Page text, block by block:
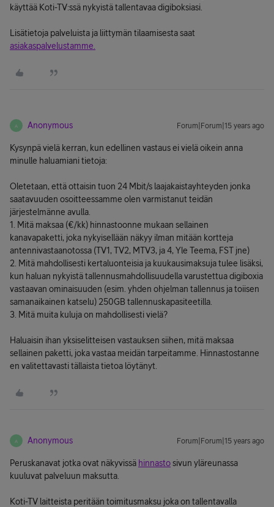
käyttää Koti-TV:ssä nykyistä tallentavaa digiboksiasi.
Lisätietoja palveluista ja liittymän tilaamisesta saat
asiakaspalvelustamme.
A Anonymous Forum|Forum|15 years ago
Kysynpä vielä kerran, kun edellinen vastaus ei vielä oikein anna
minulle haluamiani tietoja:
Oletetaan, että ottaisin tuon 24 Mbit/s laajakaistayhteyden jonka
saatavuuden osoitteessamme olen varmistanut teidän
järjestelmänne avulla.
1. Mitä maksaa (€/kk) hinnastoonne mukaan sellainen
kanavapaketti, joka nykyisellään näkyy ilman mitään kortteja
antennivastaanotossa (TV1, TV2, MTV3, ja 4, Yle Teema, FST jne)
2. Mitä mahdollisesti kertaluonteisia ja kuukausimaksuja tulee lisäksi,
kun haluan nykyistä tallennusmahdollisuudella varustettua digiboxia
vastaavan ominaisuuden (esim. yhden ohjelman tallennus ja toiisen
samanaikainen katselu) 250GB tallennuskapasiteetilla.
3. Mitä muita kuluja on mahdollisesti vielä?
Haluaisin ihan yksiselitteisen vastauksen siihen, mitä maksaa
sellainen paketti, joka vastaa meidän tarpeitamme. Hinnastostanne
en valitettavasti tällaista tietoa löytänyt.
A Anonymous Forum|Forum|15 years ago
Peruskanavat jotka ovat näkyvissä hinnastosivun yläreunassa
kuuluvat palveluun maksutta.
Koti-TV laitteista peritään toimitusmaksu joka on tallentavalla